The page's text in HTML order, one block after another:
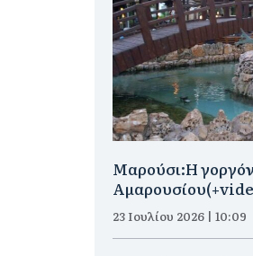
Μαρούσι:H
23 Ιουλίου 2026 | 10:09